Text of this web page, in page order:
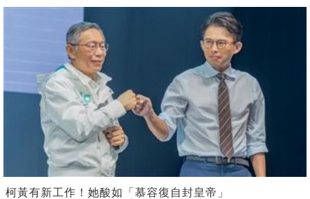
柯黃有新工作！她酸如「慕容復自封皇帝」